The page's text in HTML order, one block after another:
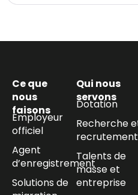
Ce que
nous
faisons
Employeur
officiel
Agent
d’enregistrement
Solutions de
Qui nous
servons
Dotation
Recherche
recrutement
Talents de
masse et
entreprise